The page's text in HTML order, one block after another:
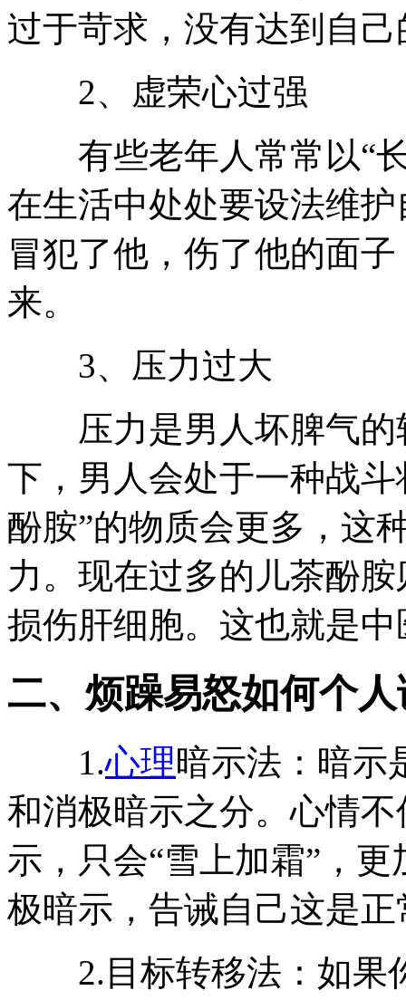
过于苛求，没有达到自
2、虚荣心过强
有些老年人常常以“长
在生活中处处要设法维
冒犯了他，伤了他的面
来。
3、压力过大
压力是男人坏脾气的
下，男人会处于一种战
酚胺”的物质会更多，这
力。现在过多的儿茶酚
损伤肝细胞。这也就是中
二、烦躁易怒如何个
1.心理暗示法：暗示
和消极暗示之分。心情
示，只会“雪上加霜”，
极暗示，告诫自己这是正
2.目标转移法：如果